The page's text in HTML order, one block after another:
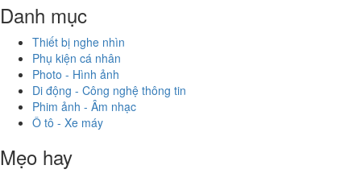
Danh mục
Thiết bị nghe nhìn
Phụ kiện cá nhân
Photo - Hình ảnh
Di động - Công nghệ thông tin
Phim ảnh - Âm nhạc
Ô tô - Xe máy
Mẹo hay